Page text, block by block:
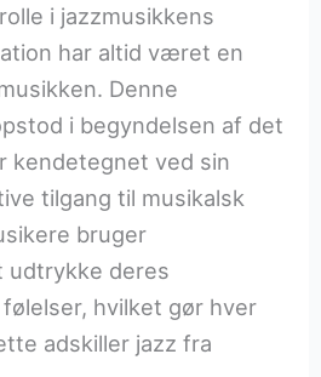
i jazzmusikkens
har altid været en
Denne
i begyndelsen af det
kendetegnet ved sin
tilgang til musikalsk
bruger
udtrykke deres
hvilket gør hver
adskiller jazz fra